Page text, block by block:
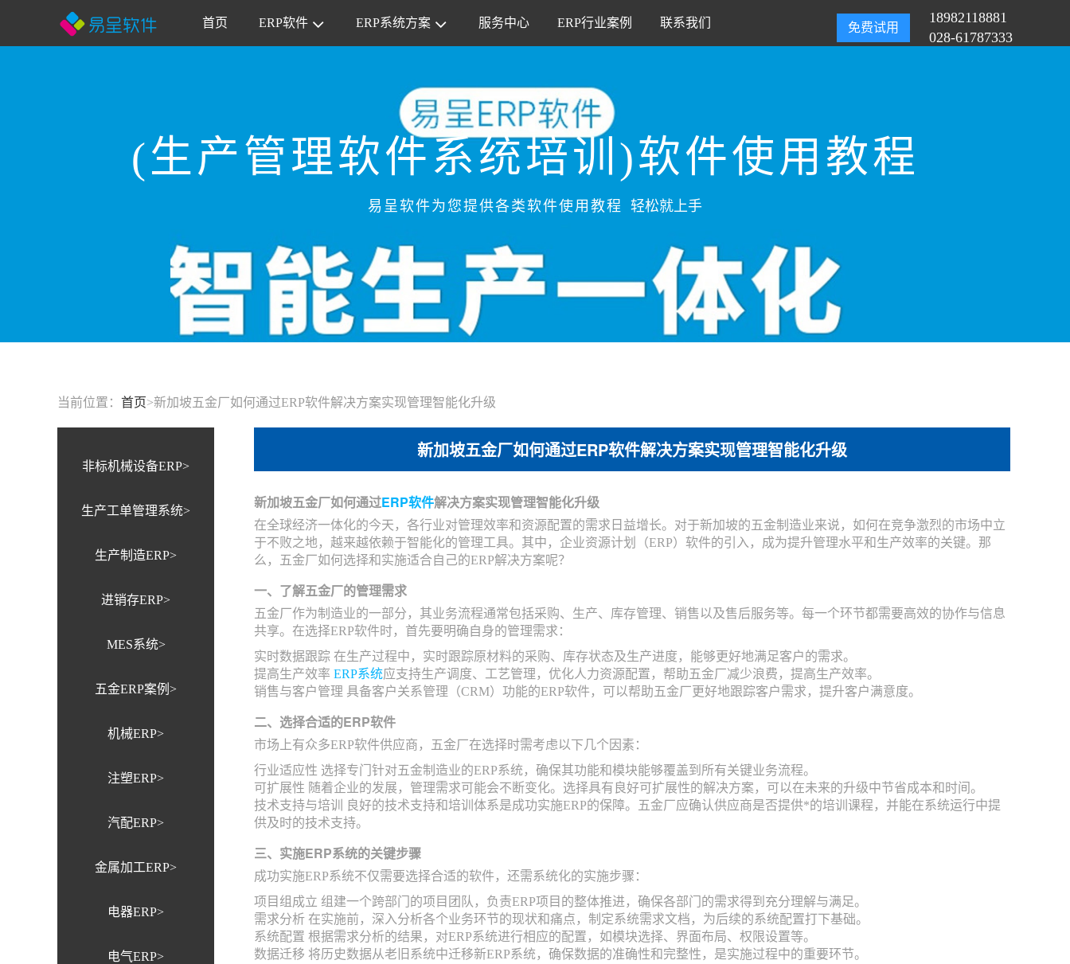
免费试用
18982118881
028-61787333
首页 ERP软件 ERP系统方案 服务中心 ERP行业案例 联系我们
(生产管理软件系统培训)软件使用教程
易呈软件为您提供各类软件使用教程 轻松就上手
当前位置： 首页>新加坡五金厂如何通过ERP软件解决方案实现管理智能化升级
非标机械设备ERP>
生产工单管理系统>
生产制造ERP>
进销存ERP>
MES系统>
五金ERP案例>
机械ERP>
注塑ERP>
汽配ERP>
金属加工ERP>
电器ERP>
电气ERP>
新加坡五金厂如何通过ERP软件解决方案实现管理智能化升级
新加坡五金厂如何通过ERP软件解决方案实现管理智能化升级
在全球经济一体化的今天，各行业对管理效率和资源配置的需求日益增长。对于新加坡的五金制造业来说，如何在竞争激烈的市场中立
于不败之地，越来越依赖于智能化的管理工具。其中，企业资源计划（ERP）软件的引入，成为提升管理水平和生产效率的关键。那
么，五金厂如何选择和实施适合自己的ERP解决方案呢？
一、了解五金厂的管理需求
五金厂作为制造业的一部分，其业务流程通常包括采购、生产、库存管理、销售以及售后服务等。每一个环节都需要高效的协作与信息
共享。在选择ERP软件时，首先要明确自身的管理需求：
实时数据跟踪 在生产过程中，实时跟踪原材料的采购、库存状态及生产进度，能够更好地满足客户的需求。
提高生产效率 ERP系统应支持生产调度、工艺管理，优化人力资源配置，帮助五金厂减少浪费，提高生产效率。
销售与客户管理 具备客户关系管理（CRM）功能的ERP软件，可以帮助五金厂更好地跟踪客户需求，提升客户满意度。
二、选择合适的ERP软件
市场上有众多ERP软件供应商，五金厂在选择时需考虑以下几个因素：
行业适应性 选择专门针对五金制造业的ERP系统，确保其功能和模块能够覆盖到所有关键业务流程。
可扩展性 随着企业的发展，管理需求可能会不断变化。选择具有良好可扩展性的解决方案，可以在未来的升级中节省成本和时间。
技术支持与培训 良好的技术支持和培训体系是成功实施ERP的保障。五金厂应确认供应商是否提供*的培训课程，并能在系统运行中提
供及时的技术支持。
三、实施ERP系统的关键步骤
成功实施ERP系统不仅需要选择合适的软件，还需系统化的实施步骤：
项目组成立 组建一个跨部门的项目团队，负责ERP项目的整体推进，确保各部门的需求得到充分理解与满足。
需求分析 在实施前，深入分析各个业务环节的现状和痛点，制定系统需求文档，为后续的系统配置打下基础。
系统配置 根据需求分析的结果，对ERP系统进行相应的配置，如模块选择、界面布局、权限设置等。
数据迁移 将历史数据从老旧系统中迁移新ERP系统，确保数据的准确性和完整性，是实施过程中的重要环节。